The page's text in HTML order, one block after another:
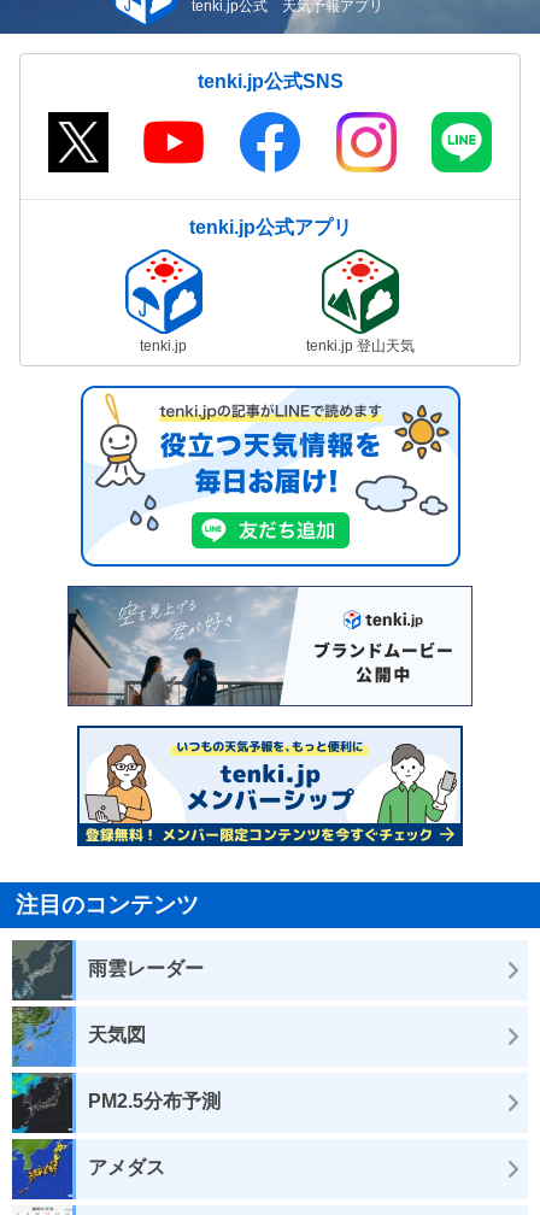
tenki.jp公式 天気予報アプリ
tenki.jp公式SNS
tenki.jp公式アプリ
tenki.jp tenki.jp 登山天気
注目のコンテンツ
雨雲レーダー
天気図
PM2.5分布予測
アメダス